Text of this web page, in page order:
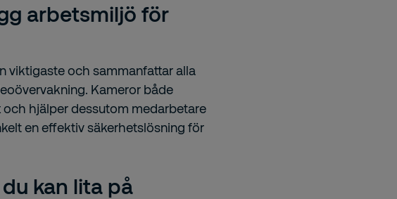
arbetsmiljö för
viktigaste och sammanfattar alla
Kameror både
hjälper dessutom medarbetare
en effektiv säkerhetslösning för
kan lita på